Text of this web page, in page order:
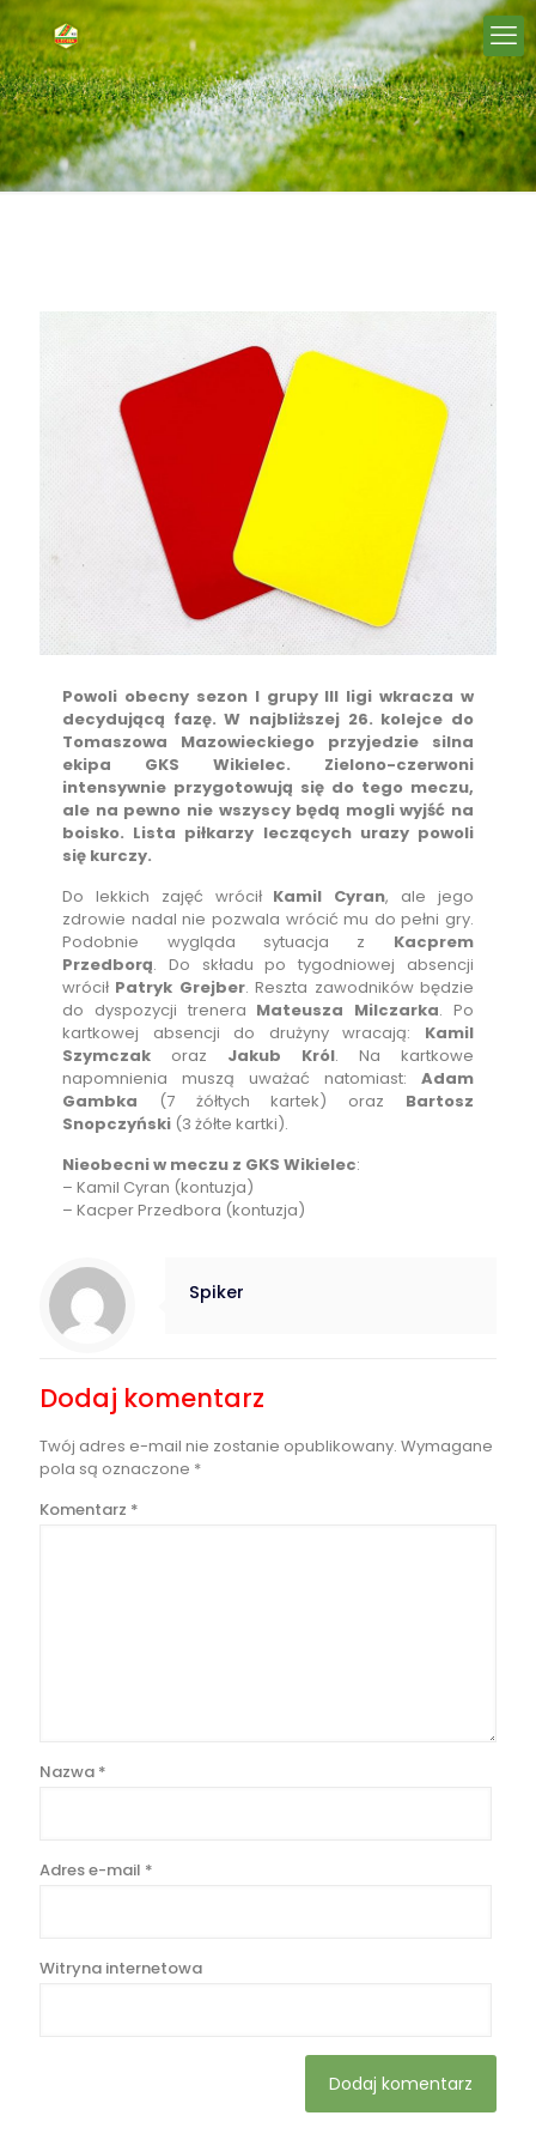
Powoli obecny sezon I grupy III ligi wkracza w
decydującą fazę. W najbliższej 26. kolejce do
Tomaszowa Mazowieckiego przyjedzie silna
ekipa GKS Wikielec. Zielono-czerwoni
intensywnie przygotowują się do tego meczu,
ale na pewno nie wszyscy będą mogli wyjść na
boisko. Lista piłkarzy leczących urazy powoli
się kurczy.
Do lekkich zajęć wrócił Kamil Cyran, ale jego
zdrowie nadal nie pozwala wrócić mu do pełni gry.
Podobnie wygląda sytuacja z Kacprem
Przedborą. Do składu po tygodniowej absencji
wrócił Patryk Grejber. Reszta zawodników będzie
do dyspozycji trenera Mateusza Milczarka. Po
kartkowej absencji do drużyny wracają: Kamil
Szymczak oraz Jakub Król. Na kartkowe
napomnienia muszą uważać natomiast: Adam
Gambka (7 żółtych kartek) oraz Bartosz
Snopczyński (3 żółte kartki).
Nieobecni w meczu z GKS Wikielec:
– Kamil Cyran (kontuzja)
– Kacper Przedbora (kontuzja)
Spiker
Dodaj komentarz
Twój adres e-mail nie zostanie opublikowany. Wymagane
pola są oznaczone *
Komentarz *
Nazwa *
Adres e-mail *
Witryna internetowa